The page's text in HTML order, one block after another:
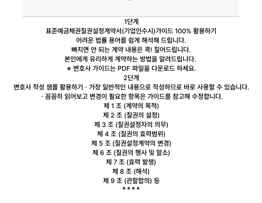
1단계
표준예금채권질권설정계약서(기업인수시)가이드 100% 활용하기
어려운 법률 용어를 쉽게 해석해 드립니다.
빠지면 안 되는 계약 내용은 콕! 짚어드립니다.
본인에게 유리하게 계약하는 방법을 알려드립니다.
※ 변호사 가이드는 PDF 파일을 다운로드 하세요.
2단계
변호사 작성 샘플 활용하기 ㆍ가장 일반적인 내용으로 작성하므로 바로 사용할 수 있습니다.
ㆍ꼼꼼히 읽어보고 변경이 필요한 항목은 가이드를 참고해 수정합니다.
제 1 조 (계약의 목적)
제 2 조 (질권의 설정)
제 3 조 (질권설정자의 의무)
제 4 조 (질권의 효력범위)
제 5 조 (질권설정계약의 변경)
제 6 조 (질권의 행사 및 말소)
제 7 조 (효력 발생)
제 8 조 (해석)
제 9 조 (관할합의) 등